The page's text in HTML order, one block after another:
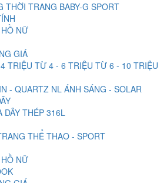
THỜI TRANG BABY-G SPORT
NỮ
GIÁ
TRIỆU TỪ 4 - 6 TRIỆU TỪ 6 - 10 TRIỆU
- QUARTZ NL ÁNH SÁNG - SOLAR
DÂY THÉP 316L
THỂ THAO - SPORT
NỮ